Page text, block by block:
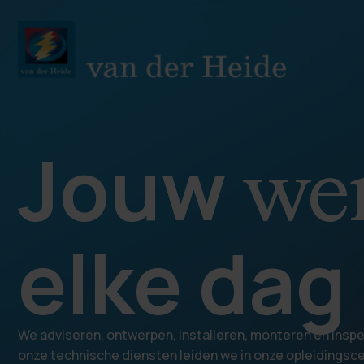
Jouw
elke
We adviseren, ontwerpen, installeren, monteren en
onze technische diensten leiden we in onze